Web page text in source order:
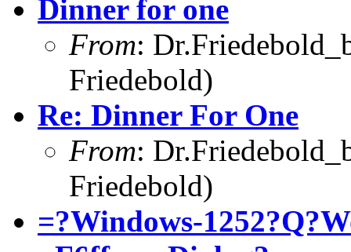
Dinner for one
From:
Friedebold)
Re: Dinner For One
From:
Friedebold)
=?Windows-